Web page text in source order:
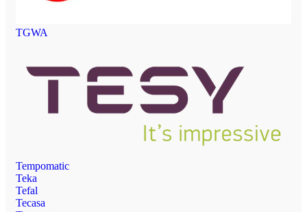
TGWA
Tempomatic
Teka
Tefal
Tecasa